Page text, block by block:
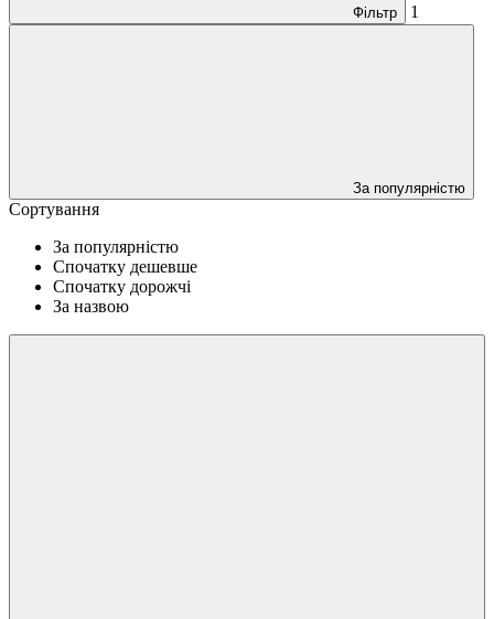
Фільтр 1
За популярністю
Сортування
За популярністю
Спочатку дешевше
Спочатку дорожчі
За назвою